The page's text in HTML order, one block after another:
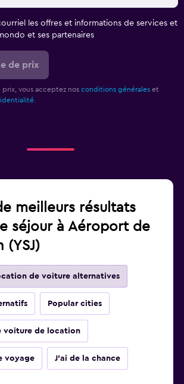
les offres et informations de services et
et ses partenaires
de prix
vous acceptez nos conditions générales et
meilleurs résultats
séjour à Aéroport de
(YSJ)
de voiture alternatives
Popular cities
voiture de location
voyage J'ai de la chance